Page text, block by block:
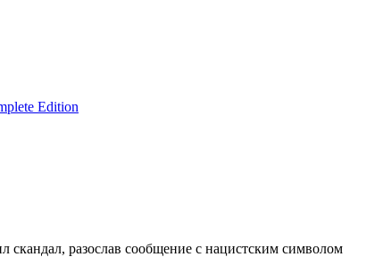
Edition
скандал, разослав сообщение с нацистским символом